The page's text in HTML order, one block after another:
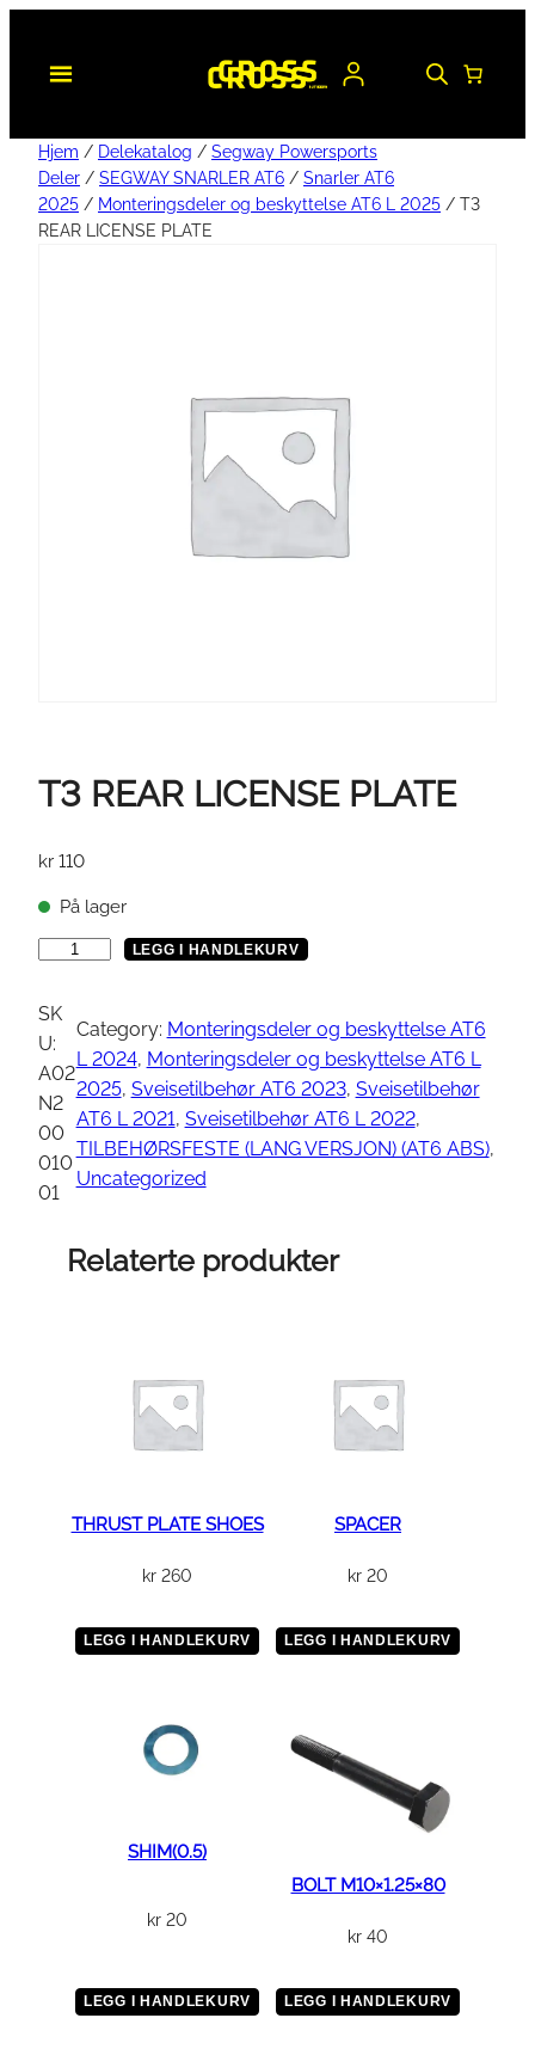
Hjem / Delekatalog / Segway Powersports
Deler / SEGWAY SNARLER AT6 / Snarler AT6
2025 / Monteringsdeler og beskyttelse AT6 L 2025 / T3
REAR LICENSE PLATE
T3 REAR LICENSE PLATE
kr 110
På lager
R
E
A
R
L
I
C
LEGG I HANDLEKURV
SK
U:
A02
N2
00
010
01
Category: Monteringsdeler og beskyttelse AT6
L 2024, Monteringsdeler og beskyttelse AT6 L
2025, Sveisetilbehør AT6 2023, Sveisetilbehør
AT6 L 2021, Sveisetilbehør AT6 L 2022
TILBEHØRSFESTE (LANG VERSJON) (AT6 ABS)
Uncategorized
Relaterte produkter
THRUST PLATE SHOES
kr 260
LEGG I HANDLEKURV
SPACER
kr 20
LEGG I HANDLEKURV
SHIM(0.5)
kr 20
LEGG I HANDLEKURV
BOLT M10×1.25×80
kr 40
LEGG I HANDLEKURV